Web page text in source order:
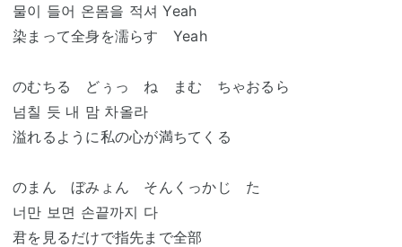
물이 들어 온몸을 적셔 Yeah
染まって全身を濡らす Yeah
のむちる どぅっ ね まむ ちゃおるら
넘칠 듯 내 맘 차올라
溢れるように私の心が満ちてくる
のまん ぼみょん そんくっかじ た
너만 보면 손끝까지 다
君を見るだけで指先まで全部